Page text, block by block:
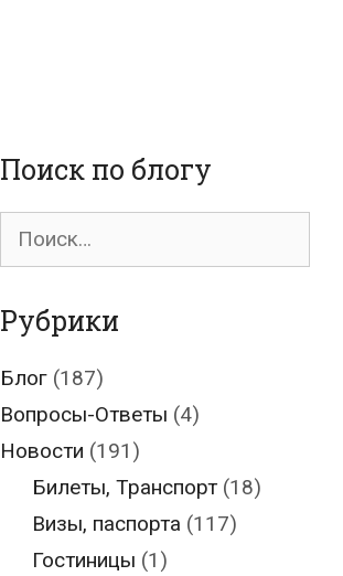
Поиск по блогу
Поиск
Рубрики
Блог (187)
Вопросы-Ответы (4)
Новости (191)
Билеты, Транспорт(18)
Визы, паспорта (117)
Гостиницы (1)